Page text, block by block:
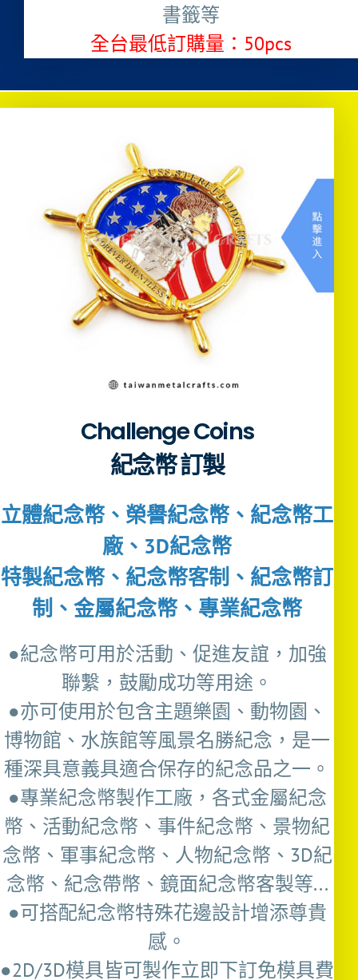
書籤等
全台最低訂購量：50pcs
Challenge Coins
紀念幣 訂製
立體紀念幣、榮譽紀念幣、紀念幣工
廠、3D紀念幣
特製紀念幣、紀念幣客制、紀念幣訂
制、金屬紀念幣、專業紀念幣
●紀念幣可用於活動、促進友誼，加強
聯繫，鼓勵成功等用途。
●亦可使用於包含主題樂園、動物園、
博物館、水族館等風景名勝紀念，是一
種深具意義具適合保存的紀念品之一。
●專業紀念幣製作工廠，各式金屬紀念
幣、活動紀念幣、事件紀念幣、景物紀
念幣、軍事紀念幣、人物紀念幣、3D紀
念幣、紀念帶幣、鏡面紀念幣客製等...
●可搭配紀念幣特殊花邊設計增添尊貴
感。
●2D/3D模具皆可製作立即下訂免模具費